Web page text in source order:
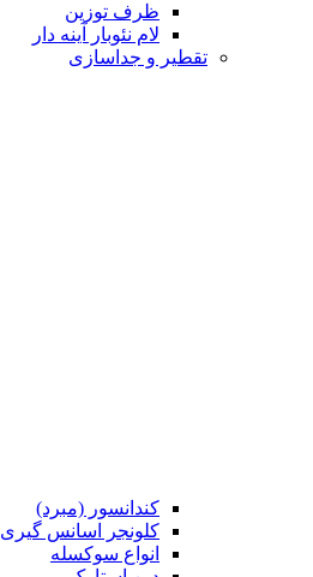
ظرف توزین
لام نئوبار آینه دار
تقطیر و جداسازی
کندانسور (مبرد)
کلونجر اسانس گیری
انواع سوکسله